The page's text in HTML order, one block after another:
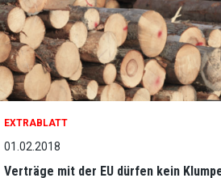
EXTRABLATT
01.02.2018
Verträge mit der EU dürfen kein